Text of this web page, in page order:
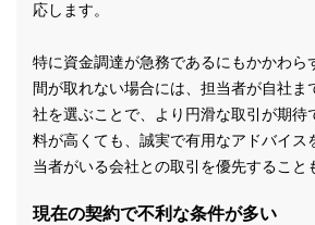
応します。
特に資金調達が急務であるにもかかわら
間が取れない場合には、担当者が自社ま
社を選ぶことで、より円滑な取引が期待
料が高くても、誠実で有用なアドバイス
当者がいる会社との取引を優先すること
現在の契約で不利な条件が多い